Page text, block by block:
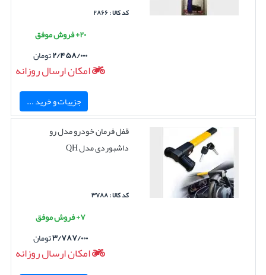
کد کالا : ۲۸۶۶
۲۰+ فروش موفق
۲/۴۵۸/۰۰۰تومان
امکان ارسال روزانه
جزییات و خرید ...
قفل فرمان خودرو مدل رو
داشبوردی مدل QH
کد کالا : ۳۷۸۸
۷+ فروش موفق
۳/۷۸۷/۰۰۰تومان
امکان ارسال روزانه